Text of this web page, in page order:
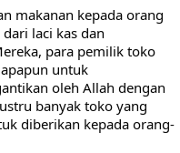
makanan kepada orang
laci kas dan
para pemilik toko
untuk
oleh Allah dengan
banyak toko yang
diberikan kepada orang-